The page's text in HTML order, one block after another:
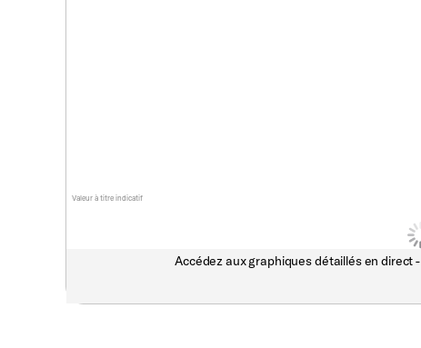
Valeur à titre indicatif
Accédez aux graphiques détaillés en direct -